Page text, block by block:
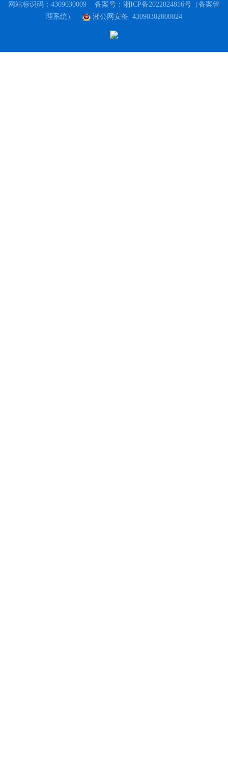
网站标识码：4309030009 备案号：湘ICP备2022024816号（备案管
理系统）
湘公网安备 43090302000024